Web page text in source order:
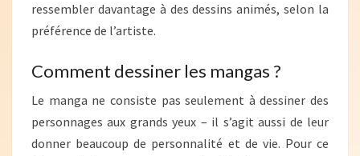
ressembler davantage à des dessins animés, selon la
préférence de l’artiste.
Comment dessiner les mangas ?
Le manga ne consiste pas seulement à dessiner des
personnages aux grands yeux – il s’agit aussi de leur
donner beaucoup de personnalité et de vie. Pour ce